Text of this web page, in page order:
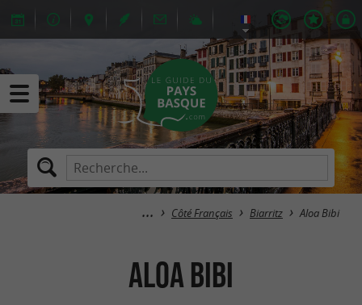
Côté Français Biarritz Aloa Bibi
Aloa Bibi